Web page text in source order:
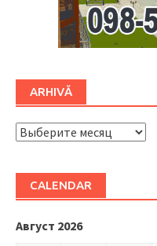
ARHIVĂ
ARHIVĂ
CALENDAR
Август 2026